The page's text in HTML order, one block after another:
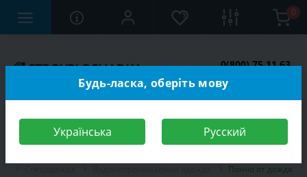
0
0(800) 75 11 63
Пончо от дождя
Будь-ласка, оберіть мову
Українська Русский